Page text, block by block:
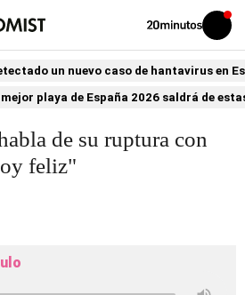
Volver
Iniciar
sesión
un nuevo caso de hantavirus en
mejor playa de España 2026 saldrá de
de su ruptura con
feliz"